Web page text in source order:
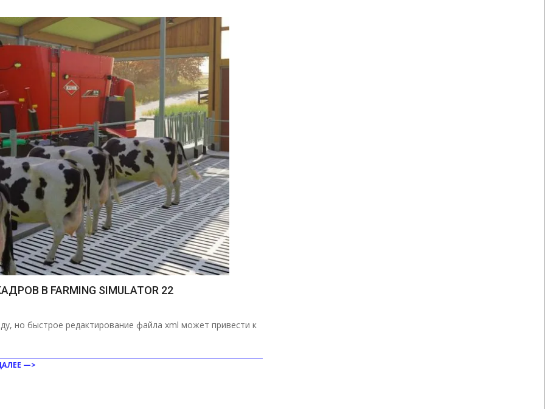
В FARMING SIMULATOR 22
но быстрое редактирование файла xml может привести к
—>